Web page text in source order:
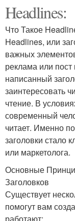
Headlines:
Что Такое
Headlines, или
важных
реклама или
написанный
заинтересовать
чтение. В
современный
читает. Именно
заголовки стало
или маркетолога.
Основные
Заголовков
Существует
помогут вам
работают: